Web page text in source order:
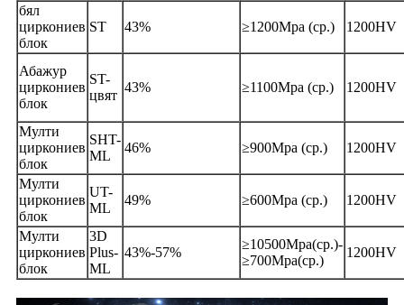
бял
циркониев
блок
ST 43% ≥1200Mpa (ср.) 1200HV
Абажур
циркониев
блок
ST-
цвят
43% ≥1100Mpa (ср.) 1200HV
Мулти
циркониев
блок
SHT-
ML
46% ≥900Mpa (ср.) 1200HV
Мулти
циркониев
блок
UT-
ML
49% ≥600Mpa (ср.) 1200HV
Мулти
циркониев
блок
3D
Plus-
ML
43%-57%
≥10500Mpa(ср.)-
≥700Mpa(ср.)
1200HV